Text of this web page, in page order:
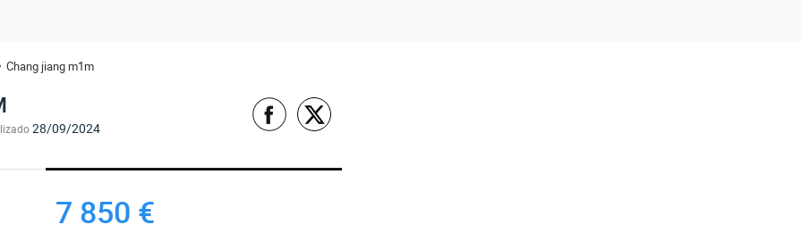
Chang jiang m1m
28/09/2024
7 850 €